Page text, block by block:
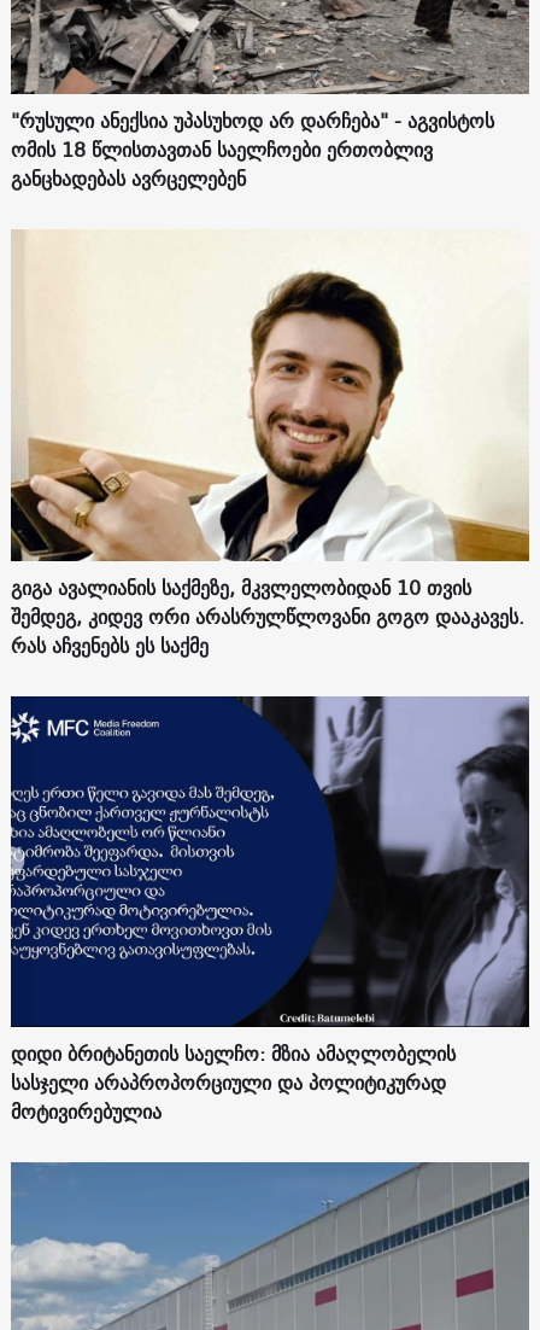
"რუსული ანექსია უპასუხოდ არ დარჩება" - აგვისტოს
ომის 18 წლისთავთან საელჩოები ერთობლივ
განცხადებას ავრცელებენ
გიგა ავალიანის საქმეზე, მკვლელობიდან 10 თვის
შემდეგ, კიდევ ორი არასრულწლოვანი გოგო დააკავეს.
რას აჩვენებს ეს საქმე
დიდი ბრიტანეთის საელჩო: მზია ამაღლობელის
სასჯელი არაპროპორციული და პოლიტიკურად
მოტივირებულია